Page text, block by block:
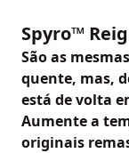
Spyro™
São as
quente, mas,
está de volta
Aumente a
originais